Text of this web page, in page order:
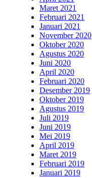
Maret 2021
Februari 2021
Januari 2021
November 2020
Oktober 2020
Agustus 2020
Juni 2020
April 2020
Februari 2020
Desember 2019
Oktober 2019
Agustus 2019
Juli 2019
Juni 2019
Mei 2019
April 2019
Maret 2019
Februari 2019
Januari 2019